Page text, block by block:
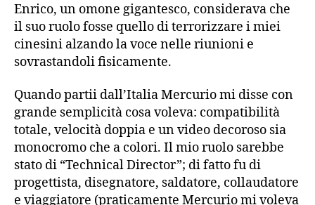
Enrico, un omone gigantesco, considerava che
il suo ruolo fosse quello di terrorizzare i miei
cinesini alzando la voce nelle riunioni e
sovrastandoli fisicamente.
Quando partii dall’Italia Mercurio mi disse con
grande semplicità cosa voleva: compatibilità
totale, velocità doppia e un video decoroso sia
monocromo che a colori. Il mio ruolo sarebbe
stato di “Technical Director”; di fatto fu di
progettista, disegnatore, saldatore, collaudatore
e viaggiatore (praticamente Mercurio mi voleva